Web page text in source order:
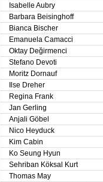
Isabelle Aubry
Barbara Beisinghoff
Bianca Bischer
Emanuela Camacci
Oktay Değirmenci
Stefano Devoti
Moritz Dornauf
Ilse Dreher
Regina Frank
Jan Gerling
Anjali Göbel
Nico Heyduck
Kim Cabin
Ko Seung Hyun
Sehriban Köksal Kurt
Thomas May